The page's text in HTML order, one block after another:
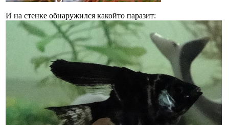
И на стенке обнаружился какойто паразит: